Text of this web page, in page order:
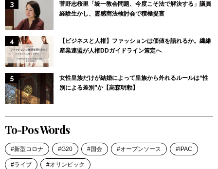
菅野志桜里「統一教会問題、今度こそ法で解決する」議員
経験生かし、霊感商法検討会で積極提言
【ビジネスと人権】ファッションは価値を語れるか。繊維
産業連盟が人権DDガイドライン策定へ
女性皇族だけが結婚によって皇族から外れるルールは“性
別による差別”か【高森明勅】
To-Pos Words
新型コロナ G20 国会 オープンソース IPAC
ライブ オリンピック